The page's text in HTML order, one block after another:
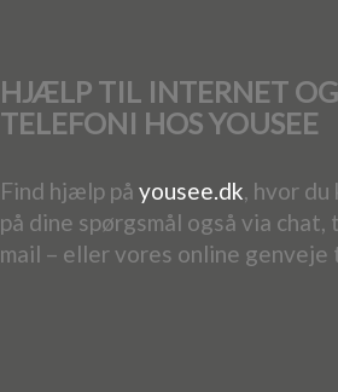
HJÆLP TIL INTERNET OG
TELEFONI HOS YOUSEE
Find hjælp påyousee.dk, hvor du
på dine spørgsmål også via
mail – eller vores online